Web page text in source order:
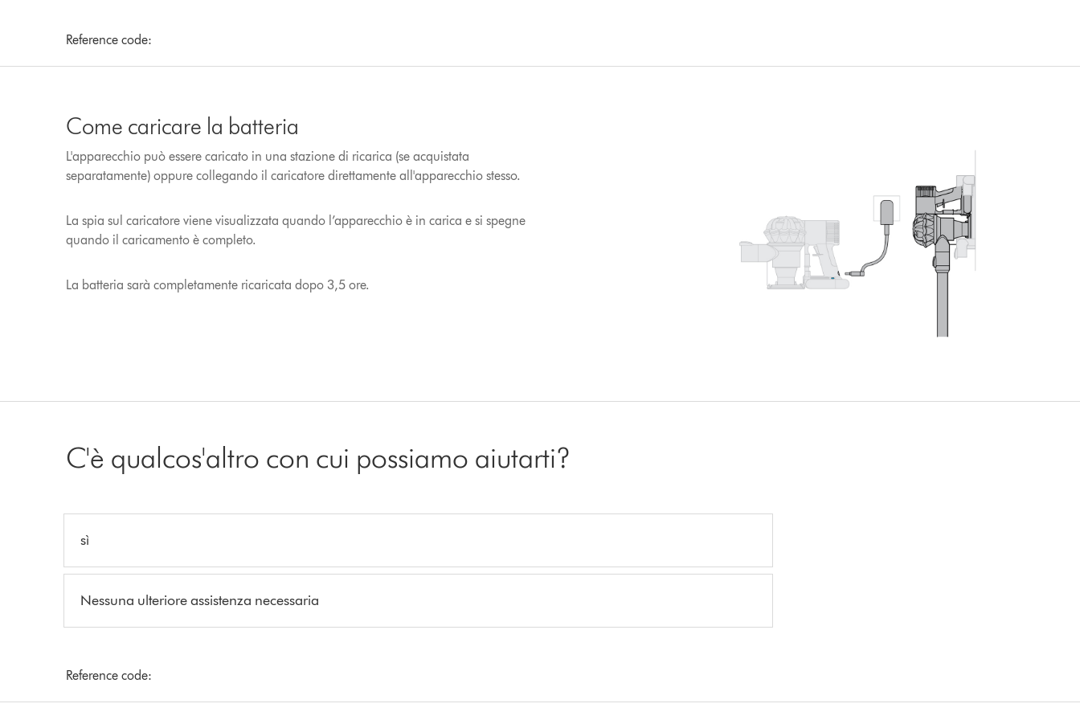
Reference code:
Come caricare la batteria
L'apparecchio può essere caricato in una stazione di ricarica (se acquistata
separatamente) oppure collegando il caricatore direttamente all'apparecchio stesso.
La spia sul caricatore viene visualizzata quando l’apparecchio è in carica e si spegne
quando il caricamento è completo.
La batteria sarà completamente ricaricata dopo 3,5 ore.
C'è qualcos'altro con cui possiamo aiutarti?
sì
Nessuna ulteriore assistenza necessaria
Reference code: